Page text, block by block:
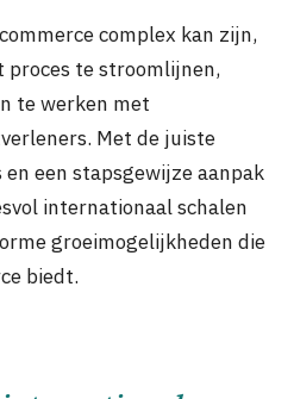
complex kan zijn,
proces te stroomlijnen,
te werken met
Met de juiste
een stapsgewijze aanpak
internationaal schalen
groeimogelijkheden die
biedt.